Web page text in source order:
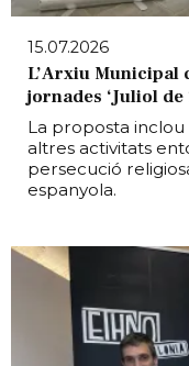
15.07.2026
L’Arxiu Municipal
jornades ‘Juliol de
La proposta inclou
altres activitats
persecució
espanyola.